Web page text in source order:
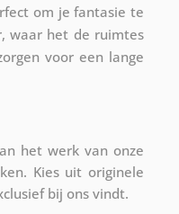
om je fantasie te
waar het de ruimtes
voor een lange
het werk van onze
Kies uit originele
bij ons vindt.